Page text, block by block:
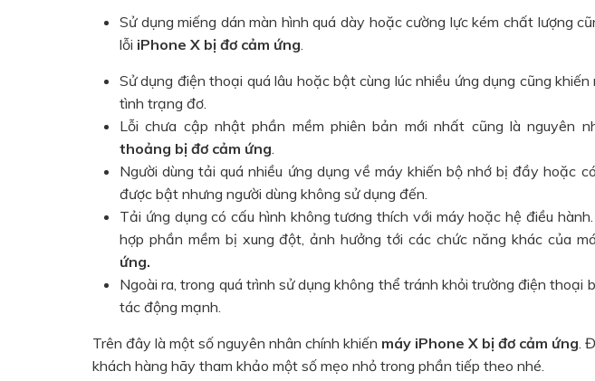
Sử dụng miếng dán màn hình quá dày hoặc cường lực kém chất lượng
lỗi iPhone X bị đơ cảm ứng.
Sử dụng điện thoại quá lâu hoặc bật cùng lúc nhiều ứng dụng cũng
tình trạng đơ.
Lỗi chưa cập nhật phần mềm phiên bản mới nhất cũng là nguyên
thoảng bị đơ cảm ứng.
Người dùng tải quá nhiều ứng dụng về máy khiến bộ nhớ bị đầy hoặc
được bật nhưng người dùng không sử dụng đến.
Tải ứng dụng có cấu hình không tương thích với máy hoặc hệ điều
hợp phần mềm bị xung đột, ảnh hưởng tới các chức năng khác của
ứng.
Ngoài ra, trong quá trình sử dụng không thể tránh khỏi trường điện thoại
tác động mạnh.
Trên đây là một số nguyên nhân chính khiến máy iPhone X bị đơ cảm ứng.
khách hàng hãy tham khảo một số mẹo nhỏ trong phần tiếp theo nhé.